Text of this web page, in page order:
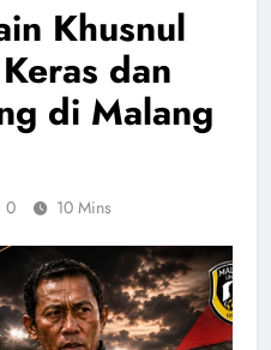
Khusnul
dan
di Malang
0 10 Mins